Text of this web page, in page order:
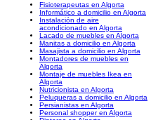
Fisioterapeutas en Algorta
Informático a domicilio en Algorta
Instalación de aire
acondicionado en Algorta
Lacado de muebles en Algorta
Manitas a domicilio en Algorta
Masajista a domicilio en Algorta
Montadores de muebles en
Algorta
Montaje de muebles Ikea en
Algorta
Nutricionista en Algorta
Peluqueras a domicilio en Algorta
Persianistas en Algorta
Personal shopper en Algorta